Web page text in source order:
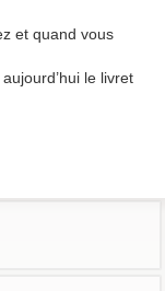
et quand vous
le livret